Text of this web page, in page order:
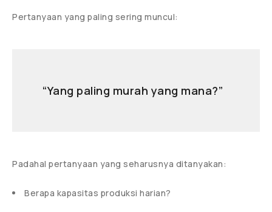
Pertanyaan yang paling sering muncul:
“Yang paling murah yang mana?”
Padahal pertanyaan yang seharusnya ditanyakan:
Berapa kapasitas produksi harian?